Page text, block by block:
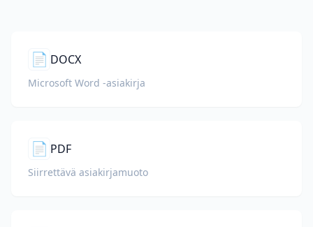
📄 DOCX
Microsoft Word -asiakirja
📄 PDF
Siirrettävä asiakirjamuoto